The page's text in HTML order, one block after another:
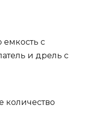
емкость с
и дрель с
количество